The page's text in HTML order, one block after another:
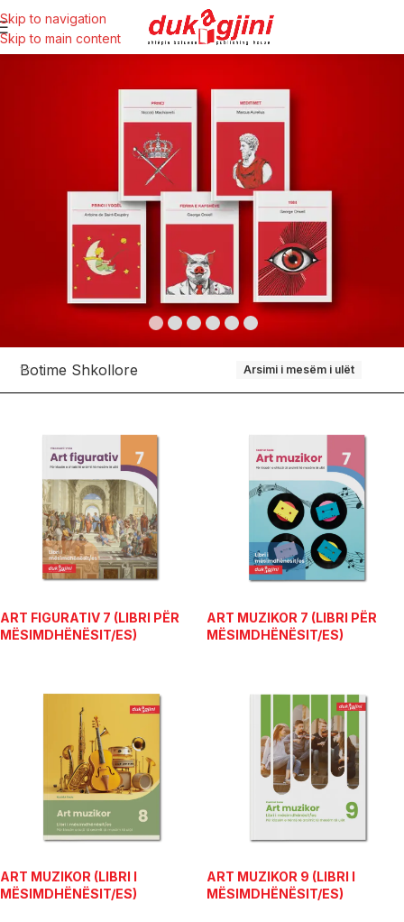
Skip to navigation
Skip to main content
Botime Shkollore Arsimi i mesëm i ulët
ART FIGURATIV 7 (LIBRI PËR
MËSIMDHËNËSIT/ES)
ART MUZIKOR 7 (LIBRI PËR
MËSIMDHËNËSIT/ES)
ART MUZIKOR (LIBRI I
MËSIMDHËNËSIT/ES)
ART MUZIKOR 9 (LIBRI I
MËSIMDHËNËSIT/ES)